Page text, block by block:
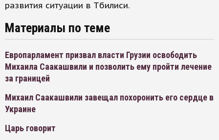
развития ситуации в Тбилиси.
Материалы по теме
Европарламент призвал власти Грузии освободить
Михаила Саакашвили и позволить ему пройти лечение
за границей
Михаил Саакашвили завещал похоронить его сердце в
Украине
Царь говорит